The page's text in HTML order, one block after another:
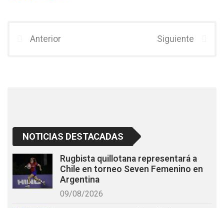
b
er
Anterior Siguiente
NOTICIAS DESTACADAS
Rugbista quillotana representará a
Chile en torneo Seven Femenino en
Argentina
09/08/2026